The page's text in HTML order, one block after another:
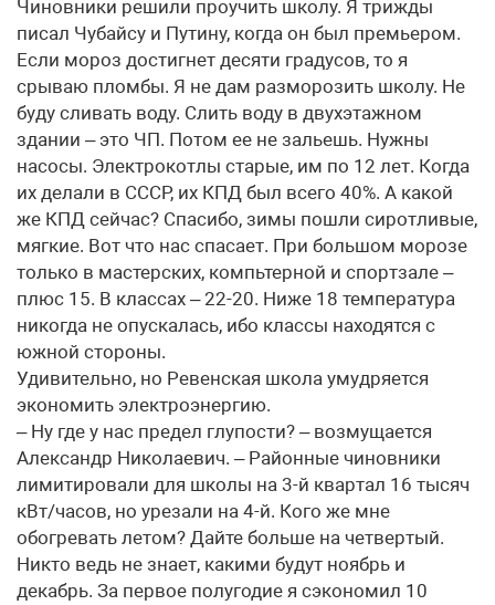
Чиновники решили проучить школу. Я трижды
писал Чубайсу и Путину, когда он был премьером.
Если мороз достигнет десяти градусов, то я
срываю пломбы. Я не дам разморозить школу. Не
буду сливать воду. Слить воду в двухэтажном
здании – это ЧП. Потом ее не зальешь. Нужны
насосы. Электрокотлы старые, им по 12 лет. Когда
их делали в СССР, их КПД был всего 40%. А какой
же КПД сейчас? Спасибо, зимы пошли сиротливые,
мягкие. Вот что нас спасает. При большом морозе
только в мастерских, компьтерной и спортзале –
плюс 15. В классах – 22-20. Ниже 18 температура
никогда не опускалась, ибо классы находятся с
южной стороны.
Удивительно, но Ревенская школа умудряется
экономить электроэнергию.
– Ну где у нас предел глупости? – возмущается
Александр Николаевич. – Районные чиновники
лимитировали для школы на 3-й квартал 16 тысяч
кВт/часов, но урезали на 4-й. Кого же мне
обогревать летом? Дайте больше на четвертый.
Никто ведь не знает, какими будут ноябрь и
декабрь. За первое полугодие я сэкономил 10